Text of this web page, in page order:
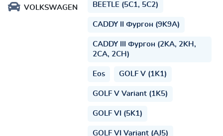
VOLKSWAGEN BEETLE (5C1, 5C2)
CADDY II Фургон (9K9A)
CADDY III Фургон (2KA, 2KH,
2CA, 2CH)
Eos GOLF V (1K1)
GOLF V Variant (1K5)
GOLF VI (5K1)
GOLF VI Variant (AJ5)